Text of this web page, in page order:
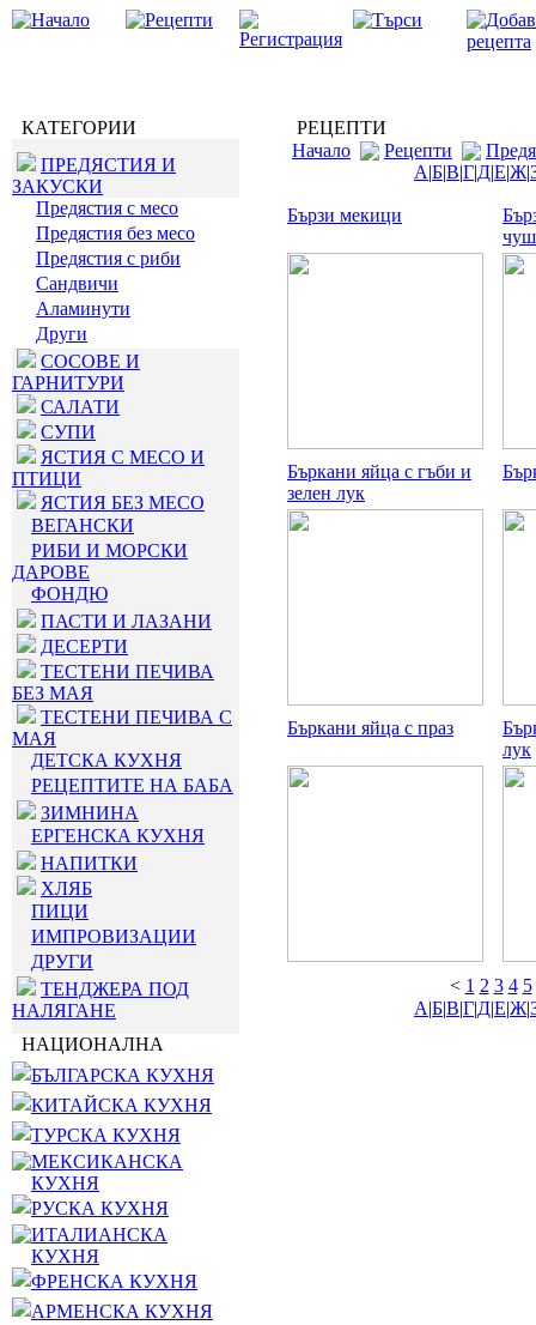
КАТЕГОРИИ
ПРЕДЯСТИЯ И
ЗАКУСКИ
Предястия с месо
Предястия без месо
Предястия с риби
Сандвичи
Аламинути
Други
СОСОВЕ И
ГАРНИТУРИ
САЛАТИ
СУПИ
ЯСТИЯ С МЕСО И
ПТИЦИ
ЯСТИЯ БЕЗ МЕСО
ВЕГАНСКИ
РИБИ И МОРСКИ
ДАРОВЕ
ФОНДЮ
ПАСТИ И ЛАЗАНИ
ДЕСЕРТИ
ТЕСТЕНИ ПЕЧИВА
БЕЗ МАЯ
ТЕСТЕНИ ПЕЧИВА С
МАЯ
ДЕТСКА КУХНЯ
РЕЦЕПТИТЕ НА БАБА
ЗИМНИНА
ЕРГЕНСКА КУХНЯ
НАПИТКИ
ХЛЯБ
ПИЦИ
ИМПРОВИЗАЦИИ
ДРУГИ
ТЕНДЖЕРА ПОД
НАЛЯГАНЕ
НАЦИОНАЛНА
БЪЛГАРСКА КУХНЯ
КИТАЙСКА КУХНЯ
ТУРСКА КУХНЯ
МЕКСИКАНСКА
КУХНЯ
РУСКА КУХНЯ
ИТАЛИАНСКА
КУХНЯ
ФРЕНСКА КУХНЯ
АРМЕНСКА КУХНЯ
РЕЦЕПТИ
Начало
Рецепти
А|Б|В|Г|Д|Е|Ж|
Бързи мекици
Бъркани яйца с гъби и
зелен лук
Бъркани яйца с праз
лук
< 1 2 3 4 5
А|Б|В|Г|Д|Е|Ж|